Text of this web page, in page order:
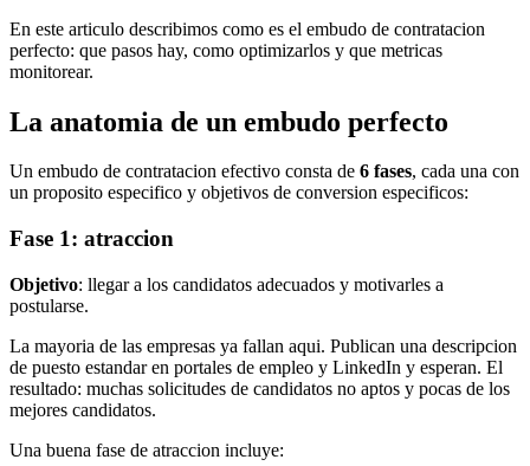
En este articulo describimos como es el embudo de contratacion
perfecto: que pasos hay, como optimizarlos y que metricas
monitorear.
La anatomia de un embudo perfecto
Un embudo de contratacion efectivo consta de 6 fases, cada una con
un proposito especifico y objetivos de conversion especificos:
Fase 1: atraccion
Objetivo: llegar a los candidatos adecuados y motivarles a
postularse.
La mayoria de las empresas ya fallan aqui. Publican una descripcion
de puesto estandar en portales de empleo y LinkedIn y esperan. El
resultado: muchas solicitudes de candidatos no aptos y pocas de los
mejores candidatos.
Una buena fase de atraccion incluye: